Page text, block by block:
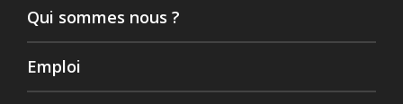
Qui sommes nous ?
Emploi